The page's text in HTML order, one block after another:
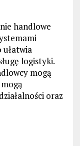
handlowe
ułatwia
logistyki.
mogą
oraz